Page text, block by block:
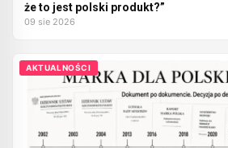
że to jest polski produkt?”
09 sie 2026
AKTUALNOŚCI